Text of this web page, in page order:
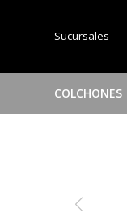
COLCHONES
Sucursales